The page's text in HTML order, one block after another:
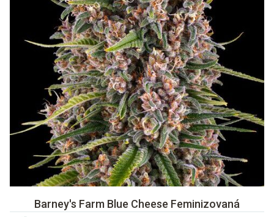
Barney's Farm Blue Cheese Feminizovaná